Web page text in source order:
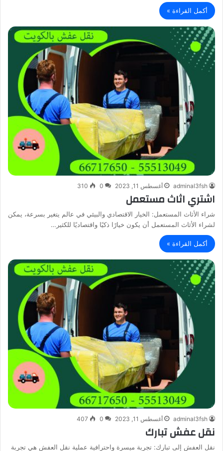
أكمل القراءة »
adminal3fsh أغسطس 11, 2023 0
310
اشتري اثاث مستعمل
شراء الأثاث المستعمل: الخيار الاقتصادي والبيئي في عالم يتغير بسرعة، يمكن
لشراء الأثاث المستعمل أن يكون خيارًا ذكيًا واقتصاديًا للكثير…
أكمل القراءة »
adminal3fsh أغسطس 11, 2023 0
407
نقل عفش تبارك
نقل العفش إلى تبارك: تجربة ميسرة واحترافية عملية نقل العفش هي تجربة